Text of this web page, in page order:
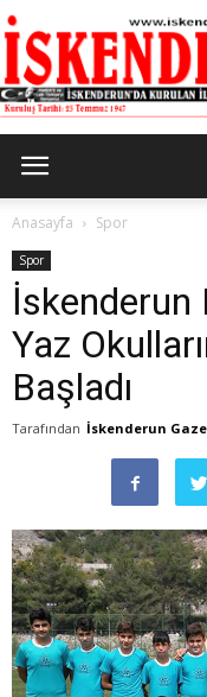
Anasayfa Spor
Spor
İskenderun
Yaz
Başladı
Tarafından İskenderun